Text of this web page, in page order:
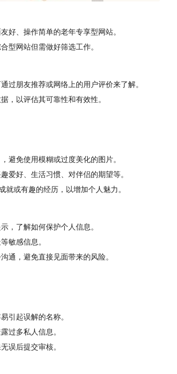
、操作简单的老年专享型网站。
网站但需做好筛选工作。
朋友推荐或网络上的用户评价来了解。
以评估其可靠性和有效性。
免使用模糊或过度美化的图片。
好、生活习惯、对伴侣的期望等。
或有趣的经历，以增加个人魅力。
了解如何保护个人信息。
敏感信息。
，避免直接见面带来的风险。
起误解的名称。
多私人信息。
后提交审核。